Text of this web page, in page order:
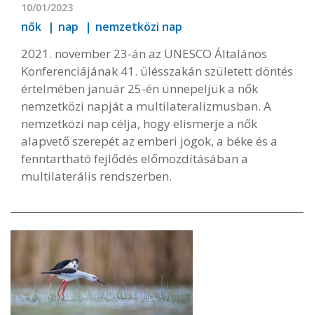
10/01/2023
nők nap nemzetközi nap
2021. november 23-án az UNESCO Általános
Konferenciájának 41. ülésszakán született döntés
értelmében január 25-én ünnepeljük a nők
nemzetközi napját a multilateralizmusban. A
nemzetközi nap célja, hogy elismerje a nők
alapvető szerepét az emberi jogok, a béke és a
fenntartható fejlődés előmozdításában a
multilaterális rendszerben.